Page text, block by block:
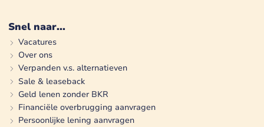
Snel naar...
Vacatures
Over ons
Verpanden v.s. alternatieven
Sale & leaseback
Geld lenen zonder BKR
Financiële overbrugging aanvragen
Persoonlijke lening aanvragen